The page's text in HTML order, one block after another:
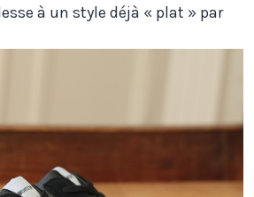
à un style déjà « plat » par